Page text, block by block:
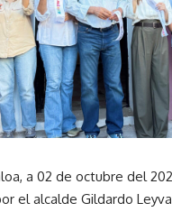
a 02 de octubre del
el alcalde Gildardo